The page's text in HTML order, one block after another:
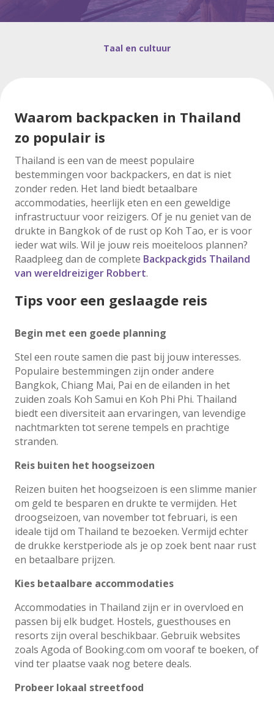
Taal en cultuur
Waarom backpacken in Thailand
zo populair is
Thailand is een van de meest populaire
bestemmingen voor backpackers, en dat is niet
zonder reden. Het land biedt betaalbare
accommodaties, heerlijk eten en een geweldige
infrastructuur voor reizigers. Of je nu geniet van de
drukte in Bangkok of de rust op Koh Tao, er is voor
ieder wat wils. Wil je jouw reis moeiteloos plannen?
Raadpleeg dan de complete Backpackgids Thailand
van wereldreiziger Robbert.
Tips voor een geslaagde reis
Begin met een goede planning
Stel een route samen die past bij jouw interesses.
Populaire bestemmingen zijn onder andere
Bangkok, Chiang Mai, Pai en de eilanden in het
zuiden zoals Koh Samui en Koh Phi Phi. Thailand
biedt een diversiteit aan ervaringen, van levendige
nachtmarkten tot serene tempels en prachtige
stranden.
Reis buiten het hoogseizoen
Reizen buiten het hoogseizoen is een slimme manier
om geld te besparen en drukte te vermijden. Het
droogseizoen, van november tot februari, is een
ideale tijd om Thailand te bezoeken. Vermijd echter
de drukke kerstperiode als je op zoek bent naar rust
en betaalbare prijzen.
Kies betaalbare accommodaties
Accommodaties in Thailand zijn er in overvloed en
passen bij elk budget. Hostels, guesthouses en
resorts zijn overal beschikbaar. Gebruik websites
zoals Agoda of Booking.com om vooraf te boeken, of
vind ter plaatse vaak nog betere deals.
Probeer lokaal streetfood